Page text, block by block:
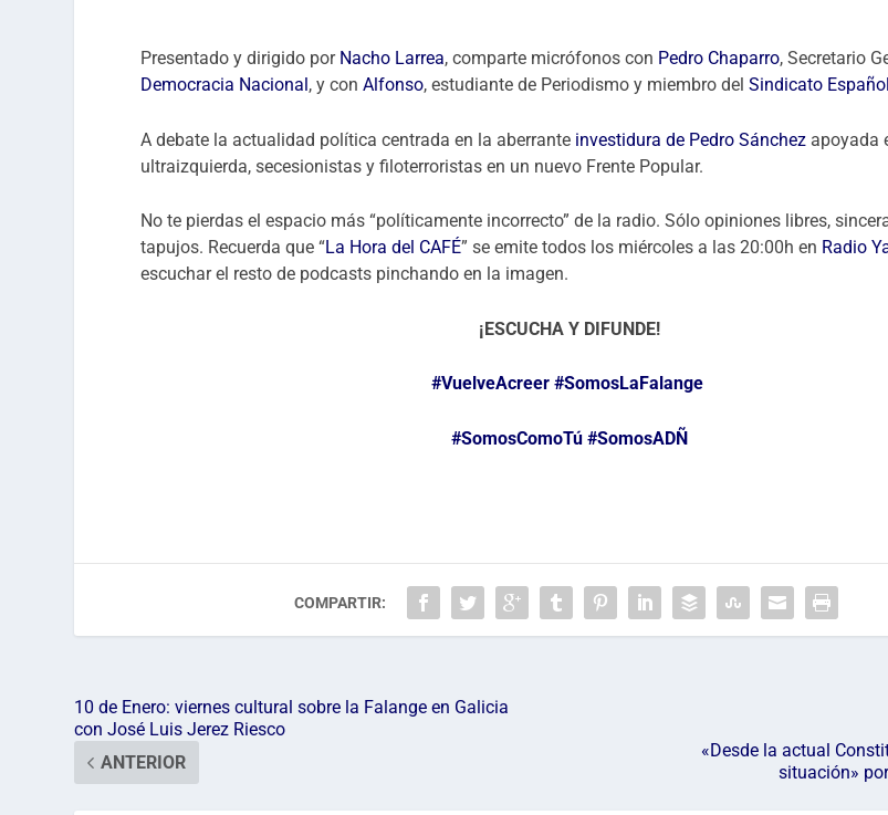
Presentado y dirigido por Nacho Larrea, comparte micrófonos con Pedro Chaparro, Secretario
Democracia Nacional, y conAlfonso, estudiante de Periodismo y miembro delSindicato
A debate la actualidad política centrada en la aberrante investidura de Pedro Sánchez apoyada
ultraizquierda, secesionistas y filoterroristas en un nuevo Frente Popular.
No te pierdas el espacio más “políticamente incorrecto” de la radio. Sólo opiniones libres,
tapujos. Recuerda que “La Hora del CAFÉ” se emite todos los miércoles a las 20:00h en Radio
escuchar el resto de podcasts pinchando en la imagen.
¡ESCUCHA Y DIFUNDE!
#VuelveAcreer #SomosLaFalange
#SomosComoTú #SomosADÑ
COMPARTIR:
10 de Enero: viernes cultural sobre la Falange en Galicia
con José Luis Jerez Riesco
ANTERIOR
«Desde la actual
situación»